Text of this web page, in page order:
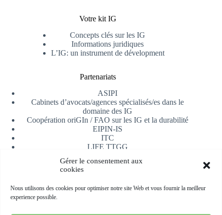
Gérer le consentement aux
cookies
Nous utilisons des cookies pour optimiser notre site Web et vous fournir la meilleur
experience possible.
Votre kit IG
Concepts clés sur les IG
Informations juridiques
L’IG: un instrument de dévelopment
Partenariats
ASIPI
Cabinets d’avocats/agences spécialisés/es dans le
domaine des IG
Coopération oriGIn / FAO sur les IG et la durabilité
EIPIN-IS
ITC
LIFE TTGG
AfrIPI
Recevoir notre newsletter